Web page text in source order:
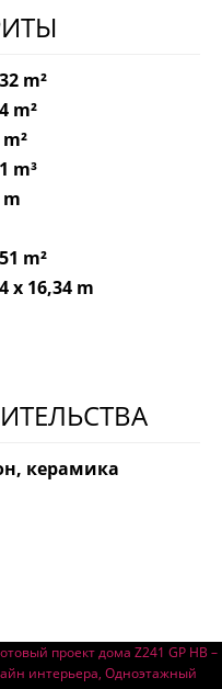
m²
m²
m³
m
m²
x 16,34 m
керамика